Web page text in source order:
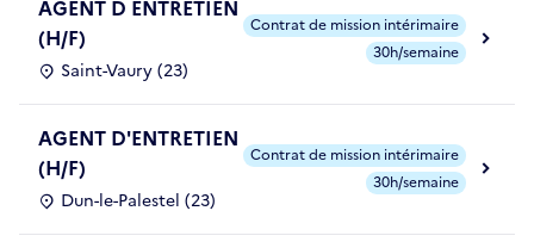
AGENT D ENTRETIEN
(H/F)
Saint-Vaury (23)
Contrat de mission intérimaire
30h/semaine
AGENT D'ENTRETIEN
(H/F)
Dun-le-Palestel (23)
Contrat de mission intérimaire
30h/semaine